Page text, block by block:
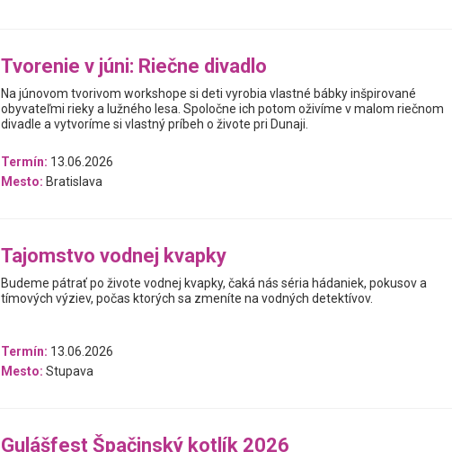
Tvorenie v júni: Riečne divadlo
Na júnovom tvorivom workshope si deti vyrobia vlastné bábky inšpirované
obyvateľmi rieky a lužného lesa. Spoločne ich potom oživíme v malom riečnom
divadle a vytvoríme si vlastný príbeh o živote pri Dunaji.
Termín: 13.06.2026
Mesto: Bratislava
Tajomstvo vodnej kvapky
Budeme pátrať po živote vodnej kvapky, čaká nás séria hádaniek, pokusov a
tímových výziev, počas ktorých sa zmeníte na vodných detektívov.
Termín: 13.06.2026
Mesto: Stupava
Gulášfest Špačinský kotlík 2026